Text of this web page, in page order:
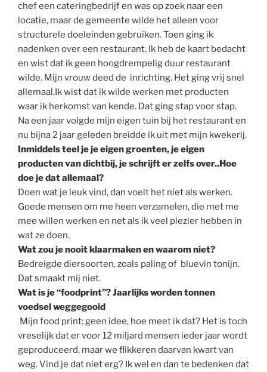
chef een cateringbedrijf en was op zoek naar een
locatie, maar de gemeente wilde het alleen voor
structurele doeleinden gebruiken. Toen ging ik
nadenken over een restaurant. Ik heb de kaart bedacht
en wist dat ik geen hoogdrempelig duur restaurant
wilde. Mijn vrouw deed de inrichting. Het ging vrij snel
allemaal.Ik wist dat ik wilde werken met producten
waar ik herkomst van kende. Dat ging stap voor stap.
Na een jaar volgde mijn eigen tuin bij het restaurant en
nu bijna 2 jaar geleden breidde ik uit met mijn kwekerij.
Inmiddels teel je je eigen groenten, je eigen
producten van dichtbij, je schrijft er zelfs over..Hoe
doe je dat allemaal?
Doen wat je leuk vind, dan voelt het niet als werken.
Goede mensen om me heen verzamelen, die met me
mee willen werken en net als ik veel plezier hebben in
wat ze doen.
Wat zou je nooit klaarmaken en waarom niet?
Bedreigde diersoorten, zoals paling of bluevin tonijn.
Dat smaakt mij niet.
Wat is je “foodprint”? Jaarlijks worden tonnen
voedsel weggegooid
Mijn food print: geen idee, hoe meet ik dat? Het is toch
vreselijk dat er voor 12 miljard mensen ieder jaar wordt
geproduceerd, maar we flikkeren daarvan kwart van
weg. Vind je dat niet erg? Ik wel en dan te bedenken dat